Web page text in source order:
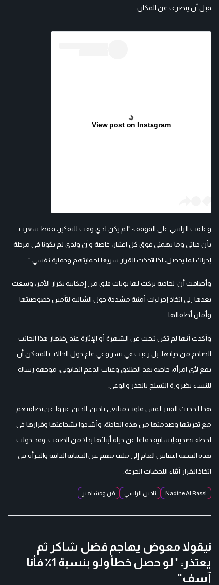
قبل أن ينصرف عن المكان.
View post on Instagram
وعلقت الراسي على الموقف: "لم يكن لدي وقت للتفكير، فقط شعرت
بأن حياتي وما يهمني فوق كل اعتبار، خاصة وأن ولدي لم يكونا في مرحلة
إدراك لما يحصل، لذا اتخذت القرار سريعا لحمايتهم وحماية نفسي."
وأضافت أن الحادثة تركت لها نوبات قلق من إمكانية تكرار الأمر، وسعت
بعدها إلى اتخاذ إجراءات أمنية مشددة حول الشاليه لتأمين خصوصيتها
وأمان أطفالها.
وأكدت أنها لم تكن تبحث عن الشهرة أو الإثارة عند إظهار هذا الجانب
الصادم من حياتها، بل رغبت في نشر وعي عام حول الحالات الممكن أن
تقع لأي امرأة، خاصة بعد الطلاق وغياب الدعم القانوني، موجهة رسالة
للنساء بضرورة التسلح بالحذر والوعي.
هذا الحديث المثير لمس قلوب متابعي نادين، الذين عبروا عن تضامنهم
مع تجربتها وصدمتها من هذه الحادثة، وأشادوا بشجاعتها وقرارها في
لحظة تضحية إنسانية دفاعا عن حياة أبنائها بدلا من الصمت. وقد حولت
هذه القصة النقاش العام إلى ملف مهم عن الحماية الذاتية والجرأة في
اتخاذ القرار أثناء اللحظات الحرجة.
Nadine Al Rassi نادين الراسي فن ومشاهير
نيقولا معوض يهاجم فضل شاكر ثم
يعتذر: "لو حصل خطأ ولو بنسبة 1٪ فأنا
آسف"